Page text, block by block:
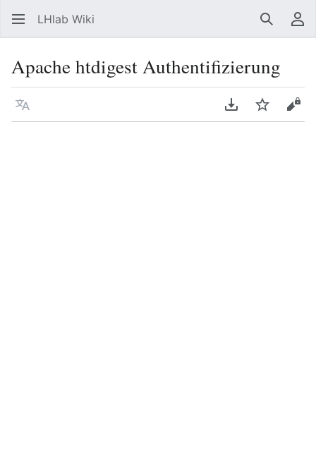
LHlab Wiki Suchen
Apache htdigest Authentifizierung
Sprache PDF